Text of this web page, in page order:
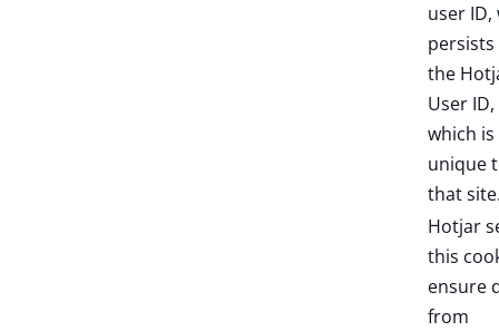
user ID,
persists
the
User ID,
which is
unique
that
Hotjar
this
ensure
from